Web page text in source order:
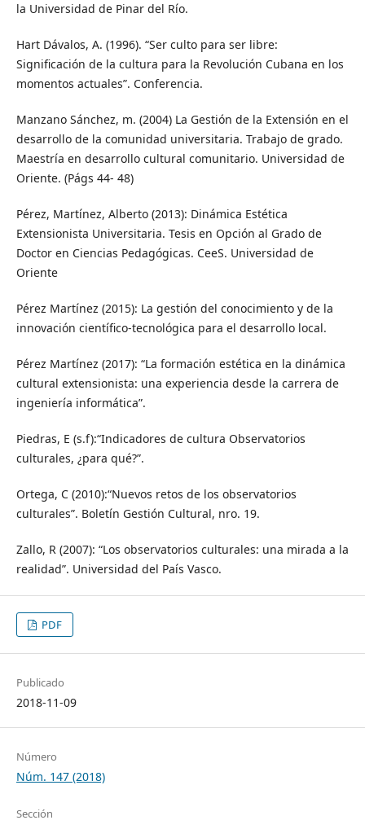
la Universidad de Pinar del Río.
Hart Dávalos, A. (1996). “Ser culto para ser libre:
Significación de la cultura para la Revolución Cubana en los
momentos actuales”. Conferencia.
Manzano Sánchez, m. (2004) La Gestión de la Extensión en el
desarrollo de la comunidad universitaria. Trabajo de grado.
Maestría en desarrollo cultural comunitario. Universidad de
Oriente. (Págs 44- 48)
Pérez, Martínez, Alberto (2013): Dinámica Estética
Extensionista Universitaria. Tesis en Opción al Grado de
Doctor en Ciencias Pedagógicas. CeeS. Universidad de
Oriente
Pérez Martínez (2015): La gestión del conocimiento y de la
innovación científico-tecnológica para el desarrollo local.
Pérez Martínez (2017): “La formación estética en la dinámica
cultural extensionista: una experiencia desde la carrera de
ingeniería informática”.
Piedras, E (s.f):“Indicadores de cultura Observatorios
culturales, ¿para qué?”.
Ortega, C (2010):“Nuevos retos de los observatorios
culturales”. Boletín Gestión Cultural, nro. 19.
Zallo, R (2007): “Los observatorios culturales: una mirada a la
realidad”. Universidad del País Vasco.
PDF
Publicado
2018-11-09
Número
Núm. 147 (2018)
Sección